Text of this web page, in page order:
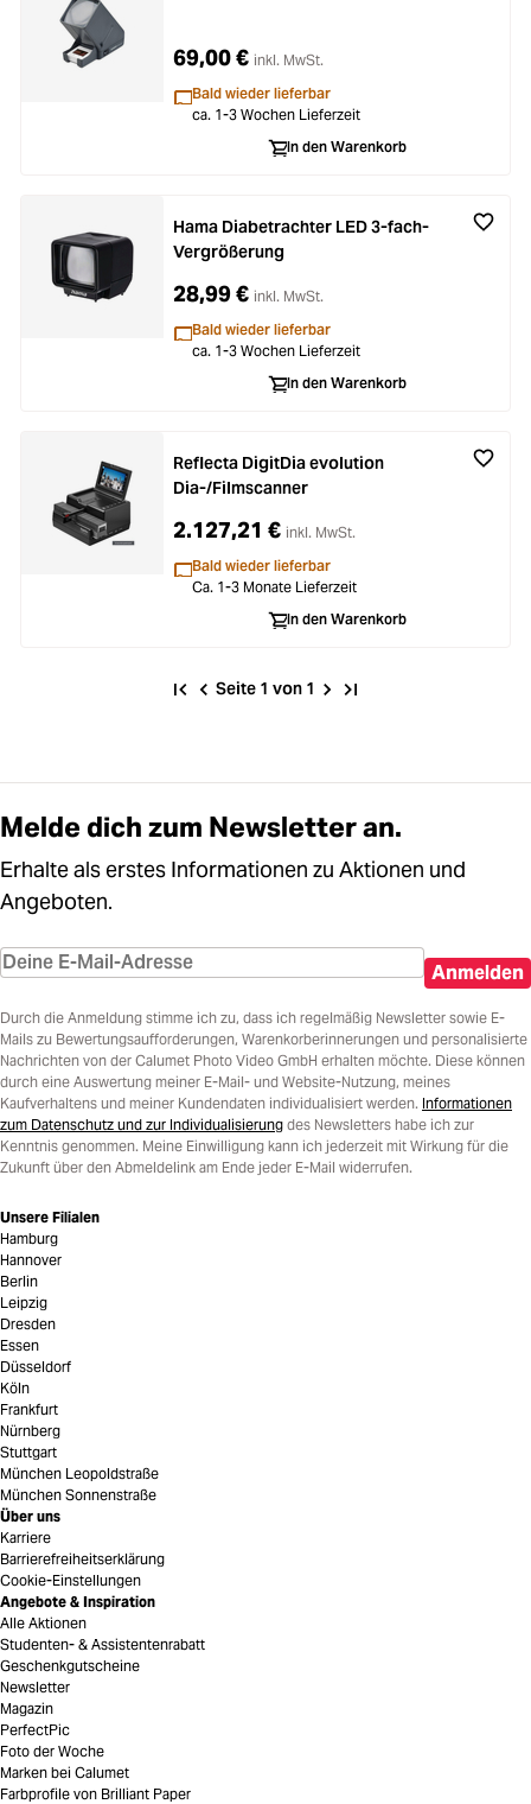
69,00 € inkl. MwSt.
Bald wieder lieferbar
ca. 1-3 Wochen Lieferzeit
In den Warenkorb
Hama Diabetrachter LED 3-fach-
Vergrößerung
28,99 € inkl. MwSt.
Bald wieder lieferbar
ca. 1-3 Wochen Lieferzeit
In den Warenkorb
Reflecta DigitDia evolution
Dia-/Filmscanner
2.127,21 € inkl. MwSt.
Bald wieder lieferbar
Ca. 1-3 Monate Lieferzeit
In den Warenkorb
Seite 1 von 1
Melde dich zum Newsletter an.
Erhalte als erstes Informationen zu Aktionen und
Angeboten.
Anmelden
Durch die Anmeldung stimme ich zu, dass ich regelmäßig Newsletter sowie E-
Mails zu Bewertungsaufforderungen, Warenkorberinnerungen und personalisierte
Nachrichten von der Calumet Photo Video GmbH erhalten möchte. Diese können
durch eine Auswertung meiner E-Mail- und Website-Nutzung, meines
Kaufverhaltens und meiner Kundendaten individualisiert werden. Informationen
zum Datenschutz und zur Individualisierung des Newsletters habe ich zur
Kenntnis genommen. Meine Einwilligung kann ich jederzeit mit Wirkung für die
Zukunft über den Abmeldelink am Ende jeder E-Mail widerrufen.
Unsere Filialen
Hamburg
Hannover
Berlin
Leipzig
Dresden
Essen
Düsseldorf
Köln
Frankfurt
Nürnberg
Stuttgart
München Leopoldstraße
München Sonnenstraße
Über uns
Karriere
Barrierefreiheitserklärung
Cookie-Einstellungen
Angebote & Inspiration
Alle Aktionen
Studenten- & Assistentenrabatt
Geschenkgutscheine
Newsletter
Magazin
PerfectPic
Foto der Woche
Marken bei Calumet
Farbprofile von Brilliant Paper